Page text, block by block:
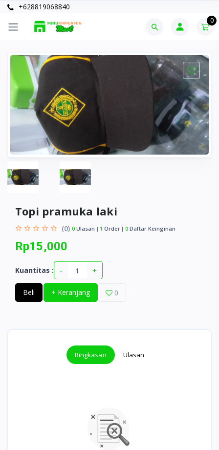
+628819068840
0
Topi pramuka laki
(0) 0 Ulasan 1 Order 0 Daftar Keinginan
Rp15,000
Kuantitas : - +
Beli + Keranjang 0
Ringkasan Ulasan